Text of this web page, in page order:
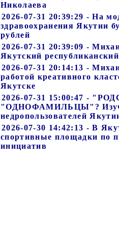
Николаева
2026-07-31 20:39:29 - На
здравоохранения Якутии
рублей
2026-07-31 20:39:09 -
Якутский
2026-07-31 20:14:13 -
работой креативного
Якутске
2026-07-31 15:00:47 -
"ОДНОФАМИЛЬЦЫ"?
недропользователей
2026-07-30 14:42:13 - В
спортивные площадки по
инициатив